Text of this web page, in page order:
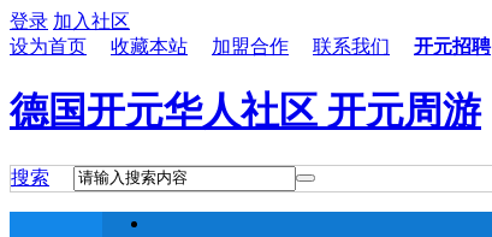
登录 加入社区
设为首页
收藏本站 加盟合作 联系我们 开元招聘
德国开元华人社区 开元周游
搜索